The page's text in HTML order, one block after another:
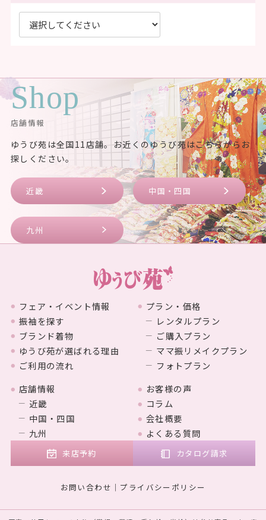
Shop
店舗情報
ゆうび苑は全国11店舗。お近くのゆうび苑はこちらからお
探しください。
近畿 中国・四国
九州
フェア・イベント情報
振袖を探す
ブランド着物
ゆうび苑が選ばれる理由
ご利用の流れ
プラン・価格
レンタルプラン
ご購入プラン
ママ振リメイクプラン
フォトプラン
店舗情報
近畿
中国・四国
九州
お客様の声
コラム
会社概要
よくある質問
来店予約 カタログ請求
お問い合わせ プライバシーポリシー